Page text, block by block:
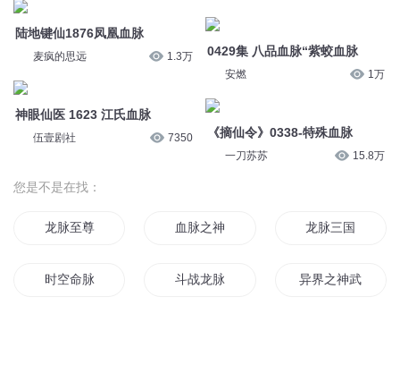
陆地键仙1876凤凰血脉
麦疯的思远 1.3万
神眼仙医 1623 江氏血脉
伍壹剧社 7350
0429集 八品血脉“紫蛟血脉
安燃 1万
《摘仙令》0338-特殊血脉
一刀苏苏 15.8万
您是不是在找：
龙脉至尊 血脉之神 龙脉三国
时空命脉 斗战龙脉 异界之神武血脉